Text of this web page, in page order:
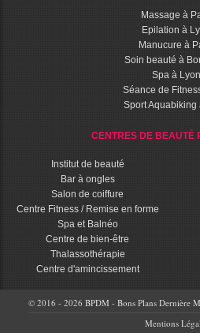
Massage à
Epilation à
Manucure à
Soin beauté à
Spa à Lyon
Séance de
Sport Aquabiking
CENTRES DE BEAUTÉ
Institut de beauté
Bar à ongles
Salon de coiffure
Centre Fitness / Remise en forme
Spa et Balnéo
Centre de bien-être
Thalassothérapie
Centre d'amincissement
© 2016 - 2026 BPDM - Bons Plans Dernière
Mentions